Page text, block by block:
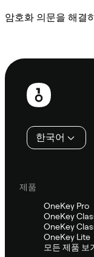
암호화 의문을 해결
보
한국어
제품
OneKey Pro
OneKey
OneKey
OneKey Lite
모든 제품 보